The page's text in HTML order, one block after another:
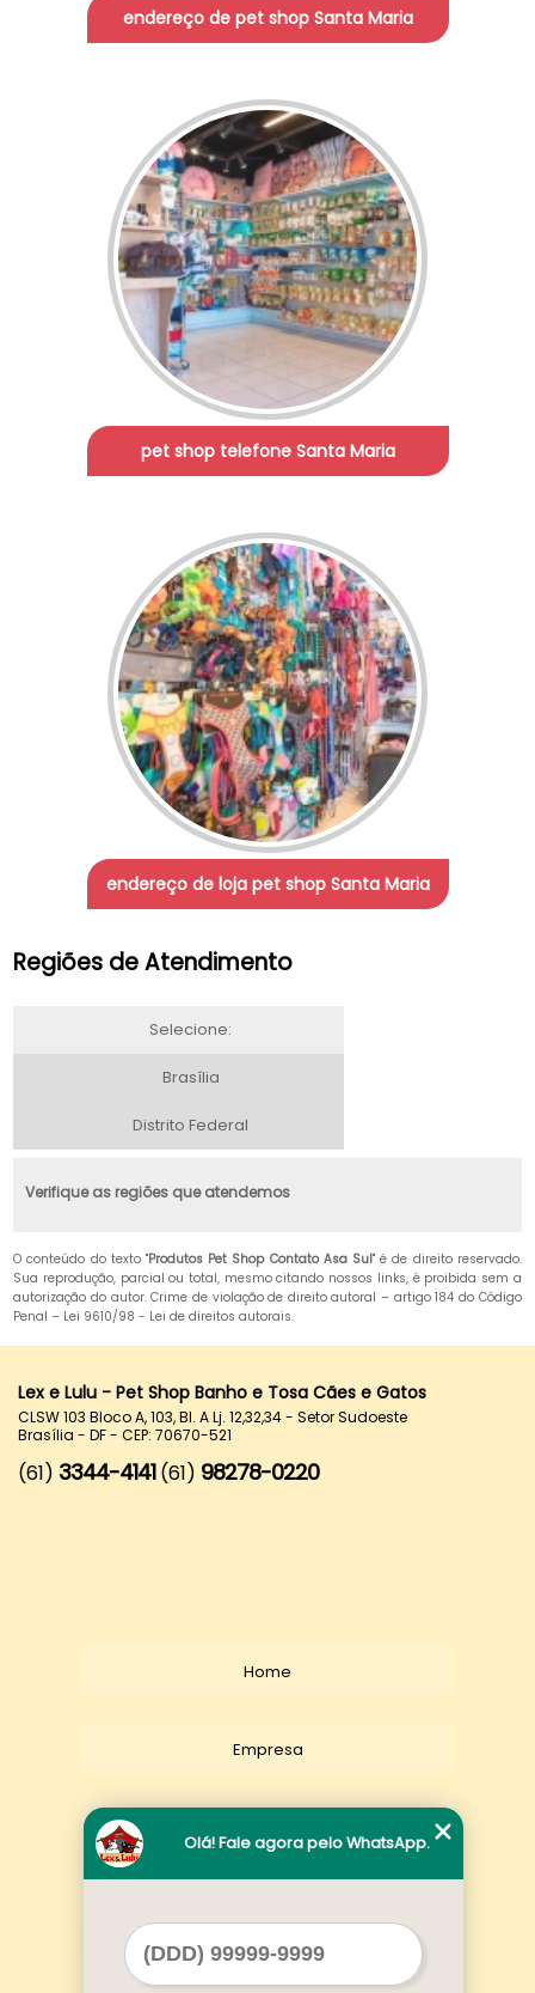
endereço de pet shop Santa Maria
pet shop telefone Santa Maria
endereço de loja pet shop Santa Maria
Regiões de Atendimento
Selecione:
Brasília
Distrito Federal
Verifique as regiões que atendemos
O conteúdo do texto "Produtos Pet Shop Contato Asa Sul" é de direito reservado.
Sua reprodução, parcial ou total, mesmo citando nossos links, é proibida sem a
autorização do autor. Crime de violação de direito autoral – artigo 184 do Código
Penal – Lei 9610/98 - Lei de direitos autorais.
Lex e Lulu - Pet Shop Banho e Tosa Cães e Gatos
CLSW 103 Bloco A, 103, Bl. A Lj. 12,32,34 - Setor Sudoeste
Brasília - DF - CEP: 70670-521
(61) 3344-4141 (61) 98278-0220
Home
Empresa
Contato
Olá! Fale agora pelo WhatsApp.